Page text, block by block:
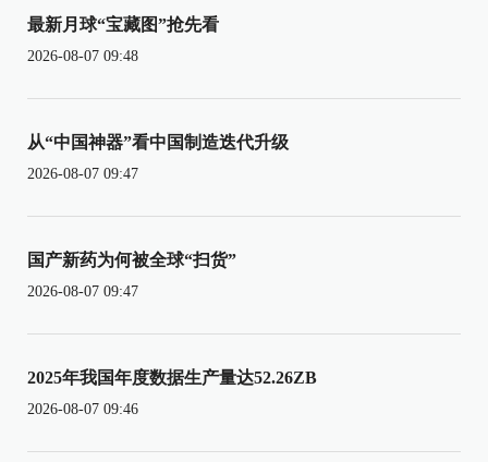
最新月球“宝藏图”抢先看
2026-08-07 09:48
从“中国神器”看中国制造迭代升级
2026-08-07 09:47
国产新药为何被全球“扫货”
2026-08-07 09:47
2025年我国年度数据生产量达52.26ZB
2026-08-07 09:46